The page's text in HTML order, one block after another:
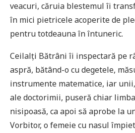
veacuri, căruia blestemul îi
în mici pietricele acoperite de
pentru totdeauna în întuneric.
Ceilalți Bătrâni îi inspectară pe
aspră, bătând-o cu degetele,
instrumente matematice, iar
ale doctorimii, puseră chiar
nisipoasă, ca apoi să aprobe la
Vorbitor, o femeie cu nasul